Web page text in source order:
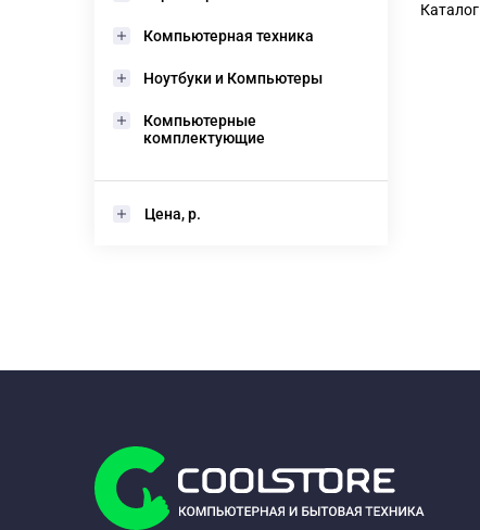
Компьютерная техника
Ноутбуки и Компьютеры
Компьютерные
комплектующие
Цена, р.